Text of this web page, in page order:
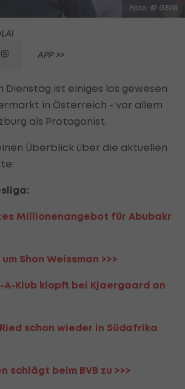
Foto: © GEPA
APP >>
Dienstag ist einiges los gewesen
in Österreich - vor allem
als Protagonist.
Überblick über die aktuellen
Millionenangebot für Abubakr
Shon Weissman >>>
A-Klub klopft bei Kjaergaard an
schon wieder in Südafrika
schlägt beim BVB zu >>>